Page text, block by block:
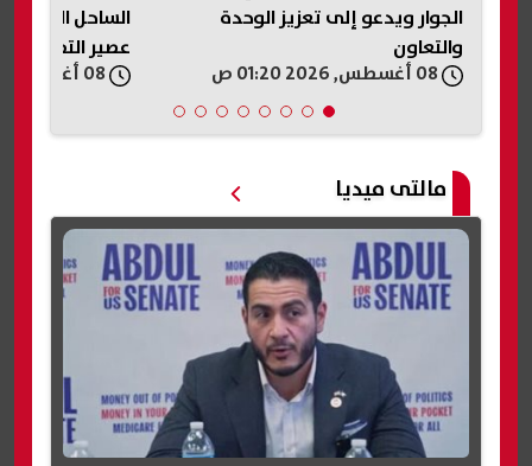
الساحل الشمالي: «ملقيتوش غير
عصير التفاح ده.. هيفتكروه حاجة
تانية؟»
بحضور نجوم
(صور)
مالتى ميديا